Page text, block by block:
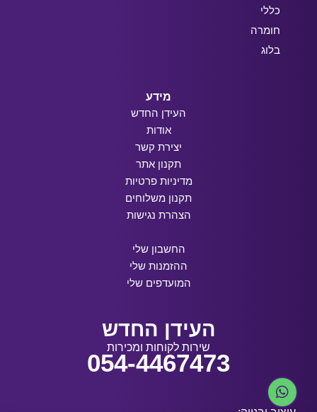
כללי
חומרה
בלוג
מידע
העידן החדש
אודות
יצירת קשר
תקנון אתר
מדיניות פרטיות
תקנון משלוחים
הצהרת נגישות
החשבון שלי
ההזמנות שלי
המועדפים שלי
העידן החדש
שירות לקוחות ומכירות
054-4467473